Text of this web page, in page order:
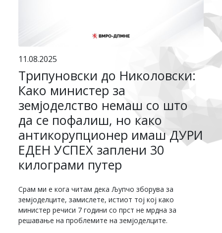
11.08.2025
Трипуновски до Николовски:
Како министер за
земјоделство немаш со што
да се пофалиш, но како
антикорупционер имаш ДУРИ
ЕДЕН УСПЕХ заплени 30
килограми путер
Срам ми е кога читам дека Љупчо зборува за
земјоделците, замислете, истиот тој кој како
министер речиси 7 години со прст не мрдна за
решавање на проблемите на земјоделците.